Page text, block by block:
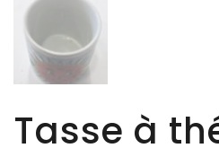
Tasse à